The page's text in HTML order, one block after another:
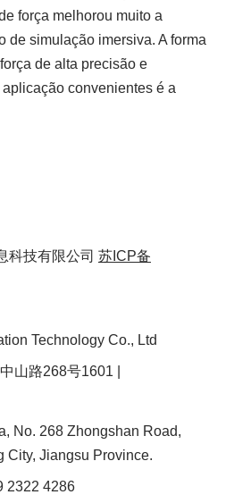
força melhorou muito a
de simulação imersiva. A forma
de alta precisão e
convenientes é a
科技有限公司 苏ICP备
Technology Co., Ltd
山路268号1601 |
No. 268 Zhongshan Road,
City, Jiangsu Province.
2322 4286